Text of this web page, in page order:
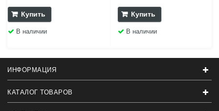
Купить
В наличии
Купить
В наличии
ИНФОРМАЦИЯ
КАТАЛОГ ТОВАРОВ